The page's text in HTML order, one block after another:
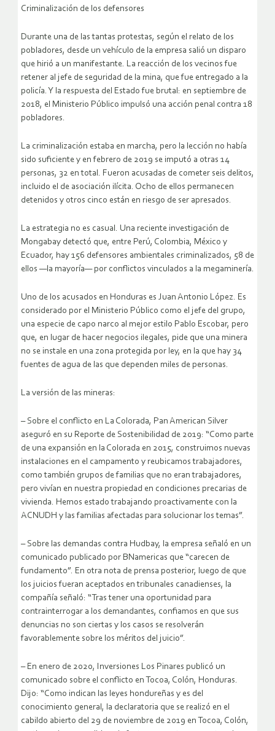
Criminalización de los defensores
Durante una de las tantas protestas, según el relato de los
pobladores, desde un vehículo de la empresa salió un disparo
que hirió a un manifestante. La reacción de los vecinos fue
retener al jefe de seguridad de la mina, que fue entregado a la
policía. Y la respuesta del Estado fue brutal: en septiembre de
2018, el Ministerio Público impulsó una acción penal contra 18
pobladores.
La criminalización estaba en marcha, pero la lección no había
sido suficiente y en febrero de 2019 se imputó a otras 14
personas, 32 en total. Fueron acusadas de cometer seis delitos,
incluido el de asociación ilícita. Ocho de ellos permanecen
detenidos y otros cinco están en riesgo de ser apresados.
La estrategia no es casual. Una reciente investigación de
Mongabay detectó que, entre Perú, Colombia, México y
Ecuador, hay 156 defensores ambientales criminalizados, 58 de
ellos —la mayoría— por conflictos vinculados a la megaminería.
Uno de los acusados en Honduras es Juan Antonio López. Es
considerado por el Ministerio Público como el jefe del grupo,
una especie de capo narco al mejor estilo Pablo Escobar, pero
que, en lugar de hacer negocios ilegales, pide que una minera
no se instale en una zona protegida por ley, en la que hay 34
fuentes de agua de las que dependen miles de personas.
La versión de las mineras:
– Sobre el conflicto en La Colorada, Pan American Silver
aseguró en su Reporte de Sostenibilidad de 2019: “Como parte
de una expansión en la Colorada en 2015, construimos nuevas
instalaciones en el campamento y reubicamos trabajadores,
como también grupos de familias que no eran trabajadores,
pero vivían en nuestra propiedad en condiciones precarias de
vivienda. Hemos estado trabajando proactivamente con la
ACNUDH y las familias afectadas para solucionar los temas”.
– Sobre las demandas contra Hudbay, la empresa señaló en un
comunicado publicado por BNamericas que “carecen de
fundamento”. En otra nota de prensa posterior, luego de que
los juicios fueran aceptados en tribunales canadienses, la
compañía señaló: “Tras tener una oportunidad para
contrainterrogar a los demandantes, confiamos en que sus
denuncias no son ciertas y los casos se resolverán
favorablemente sobre los méritos del juicio”.
– En enero de 2020, Inversiones Los Pinares publicó un
comunicado sobre el conflicto en Tocoa, Colón, Honduras.
Dijo: “Como indican las leyes hondureñas y es del
conocimiento general, la declaratoria que se realizó en el
cabildo abierto del 29 de noviembre de 2019 en Tocoa, Colón,